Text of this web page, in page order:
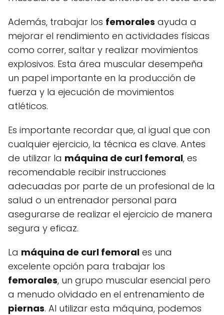
Además, trabajar los femorales ayuda a
mejorar el rendimiento en actividades físicas
como correr, saltar y realizar movimientos
explosivos. Esta área muscular desempeña
un papel importante en la producción de
fuerza y la ejecución de movimientos
atléticos.
Es importante recordar que, al igual que con
cualquier ejercicio, la técnica es clave. Antes
de utilizar la máquina de curl femoral, es
recomendable recibir instrucciones
adecuadas por parte de un profesional de la
salud o un entrenador personal para
asegurarse de realizar el ejercicio de manera
segura y eficaz.
La máquina de curl femoral es una
excelente opción para trabajar los
femorales, un grupo muscular esencial pero
a menudo olvidado en el entrenamiento de
piernas. Al utilizar esta máquina, podemos